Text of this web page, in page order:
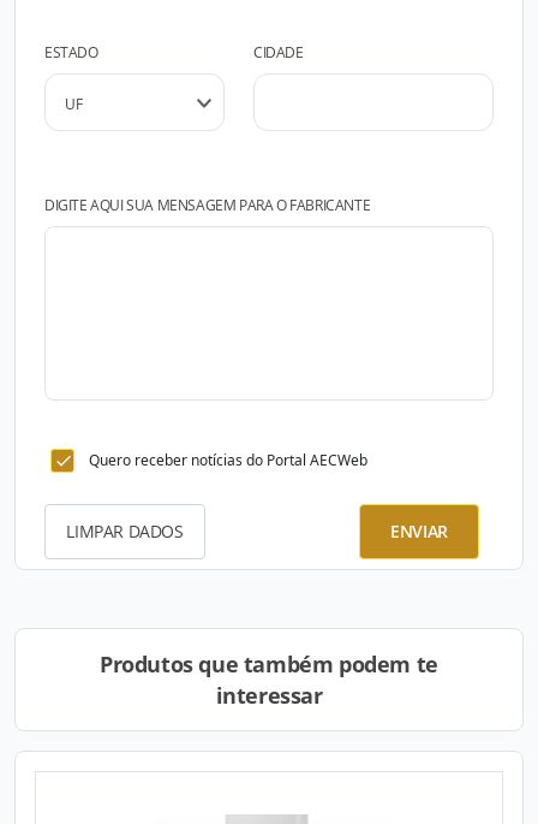
ESTADO CIDADE
DIGITE AQUI SUA MENSAGEM PARA O FABRICANTE
Quero receber notícias do Portal AECWeb
LIMPAR DADOS ENVIAR
Produtos que também podem te
interessar